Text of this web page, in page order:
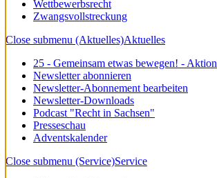
Wettbewerbsrecht
Zwangsvollstreckung
Close submenu (Aktuelles)Aktuelles
25 - Gemeinsam etwas bewegen! - Aktion
Newsletter abonnieren
Newsletter-Abonnement bearbeiten
Newsletter-Downloads
Podcast "Recht in Sachsen"
Presseschau
Adventskalender
Close submenu (Service)Service